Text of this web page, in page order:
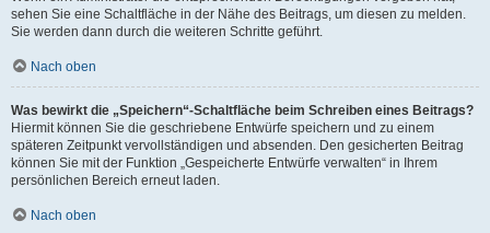
sehen Sie eine Schaltfläche in der Nähe des Beitrags, um diesen zu melden.
Sie werden dann durch die weiteren Schritte geführt.
Nach oben
Was bewirkt die „Speichern“-Schaltfläche beim Schreiben eines Beitrags?
Hiermit können Sie die geschriebene Entwürfe speichern und zu einem
späteren Zeitpunkt vervollständigen und absenden. Den gesicherten Beitrag
können Sie mit der Funktion „Gespeicherte Entwürfe verwalten“ in Ihrem
persönlichen Bereich erneut laden.
Nach oben